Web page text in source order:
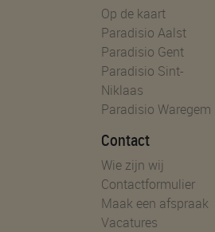
Op de kaart
Paradisio Aalst
Paradisio Gent
Paradisio Sint-
Niklaas
Paradisio Waregem
Contact
Wie zijn wij
Contactformulier
Maak een afspraak
Vacatures